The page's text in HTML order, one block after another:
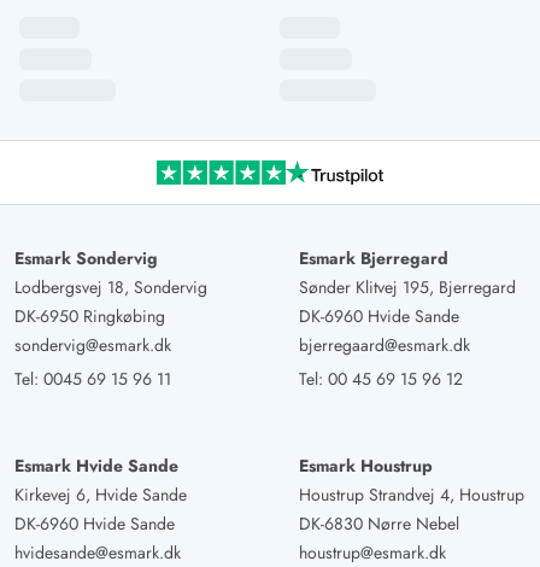
Esmark Sondervig
Lodbergsvej 18, Sondervig
DK-6950 Ringkøbing
sondervig@esmark.dk
Tel: 0045 69 15 96 11
Esmark Bjerregard
Sønder Klitvej 195, Bjerregard
DK-6960 Hvide Sande
bjerregaard@esmark.dk
Tel: 00 45 69 15 96 12
Esmark Hvide Sande
Kirkevej 6, Hvide Sande
DK-6960 Hvide Sande
hvidesande@esmark.dk
Esmark Houstrup
Houstrup Strandvej 4, Houstrup
DK-6830 Nørre Nebel
houstrup@esmark.dk